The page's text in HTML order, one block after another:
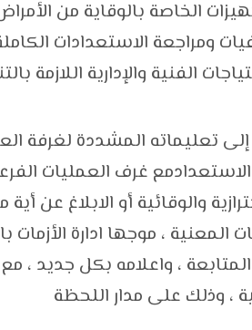
الخاصة بالوقاية من
ومراجعة الاستعدادات
الفنية والإدارية اللازمة
تعليماته المشددة لغرفة
غرف العمليات
والوقائية أو الابلاغ
، موجها ادارة
، واعلامه بكل جديد
، وذلك على مدار اللحظة